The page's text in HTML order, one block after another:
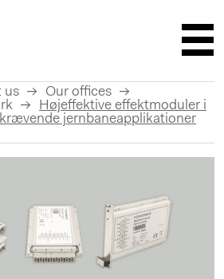
us
Our offices
Højeffektive effektmoduler i
jernbaneapplikationer